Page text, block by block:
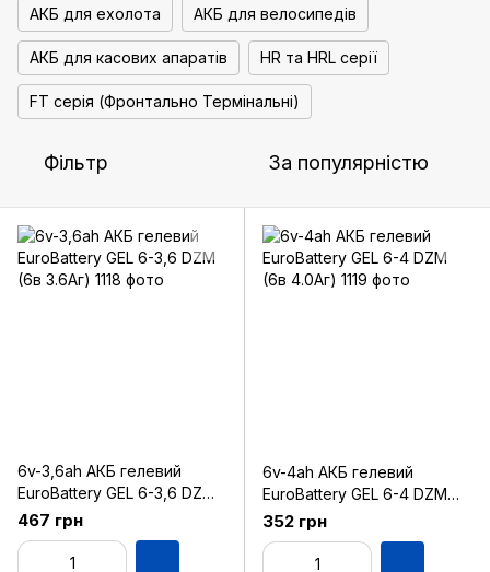
АКБ для ехолота АКБ для велосипедів
АКБ для касових апаратів HR та HRL серії
FT серія (Фронтально Термінальні)
Фільтр За популярністю
6v-3,6ah АКБ гелевий
EuroBattery GEL 6-3,6 DZM
(6в 3.6Аг)
467 грн
6v-4ah АКБ гелевий
EuroBattery GEL 6-4 DZM
(6в 4.0Аг)
352 грн